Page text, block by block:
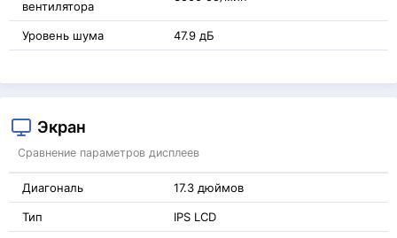
вентилятора
Уровень шума 47.9 дБ
Экран
Сравнение параметров дисплеев
Диагональ 17.3 дюймов
Тип IPS LCD